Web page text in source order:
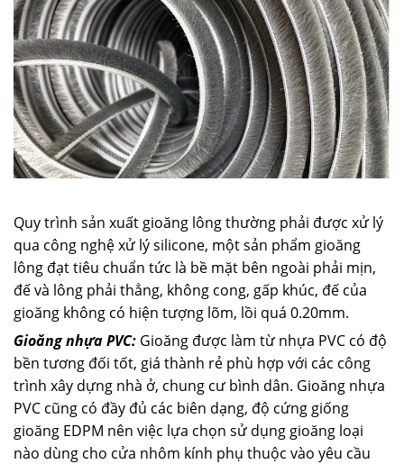
Quy trình sản xuất gioăng lông thường phải được xử lý
qua công nghệ xử lý silicone, một sản phẩm gioăng
lông đạt tiêu chuẩn tức là bề mặt bên ngoài phải mịn,
đế và lông phải thẳng, không cong, gấp khúc, đế của
gioăng không có hiện tượng lõm, lồi quá 0.20mm.
Gioăng nhựa PVC: Gioăng được làm từ nhựa PVC có độ
bền tương đối tốt, giá thành rẻ phù hợp với các công
trình xây dựng nhà ở, chung cư bình dân. Gioăng nhựa
PVC cũng có đầy đủ các biên dạng, độ cứng giống
gioăng EDPM nên việc lựa chọn sử dụng gioăng loại
nào dùng cho cửa nhôm kính phụ thuộc vào yêu cầu